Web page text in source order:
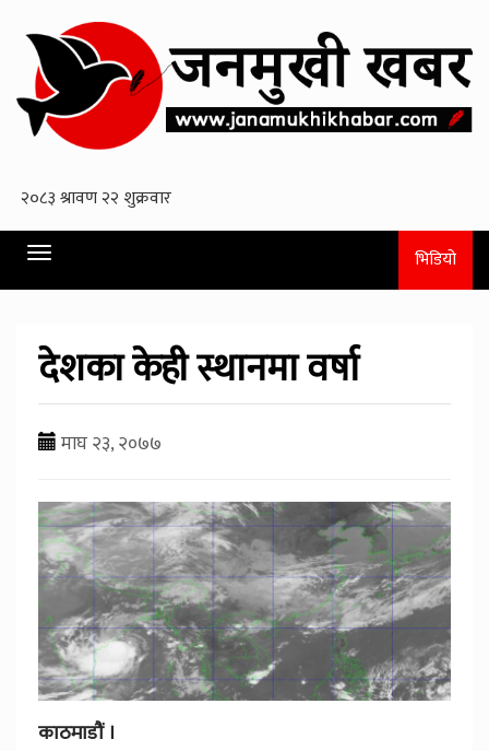
Toggle
navigation
भिडियो
देशका केही स्थानमा वर्षा
माघ २३, २०७७
काठमाडौं ।